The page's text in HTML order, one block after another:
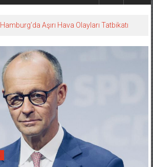
Hamburg’da Aşırı Hava Olayları Tatbikatı